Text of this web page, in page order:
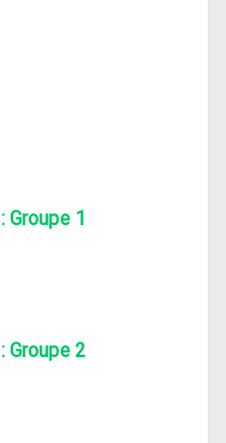
: Groupe 1
: Groupe 2